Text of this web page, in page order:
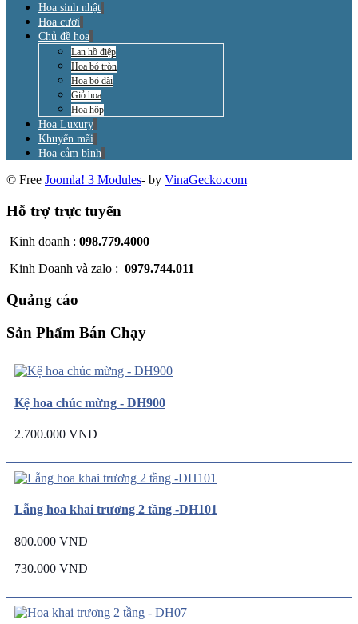
Hoa sinh nhật
Hoa cưới
Chủ đề hoa
Lan hồ điệp
Hoa bó tròn
Hoa bó dài
Giỏ hoa
Hoa hộp
Hoa Luxury
Khuyến mãi
Hoa cắm bình
© Free Joomla! 3 Modules- by VinaGecko.com
Hỗ trợ trực tuyến
Kinh doanh : 098.779.4000
Kinh Doanh và zalo : 0979.744.011
Quảng cáo
Sản Phẩm Bán Chạy
Kệ hoa chúc mừng - DH900
2.700.000 VND
Lẵng hoa khai trương 2 tầng -DH101
800.000 VND
730.000 VND